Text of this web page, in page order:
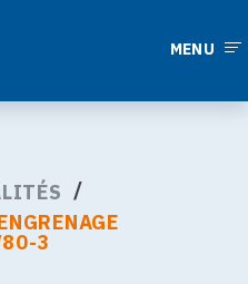
MENU
3